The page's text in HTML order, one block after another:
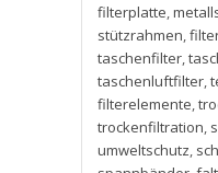
filterplatte,
stützrahmen,
taschenfilter,
taschenluftfilter,
filterelemente,
trockenfiltration,
umweltschutz,